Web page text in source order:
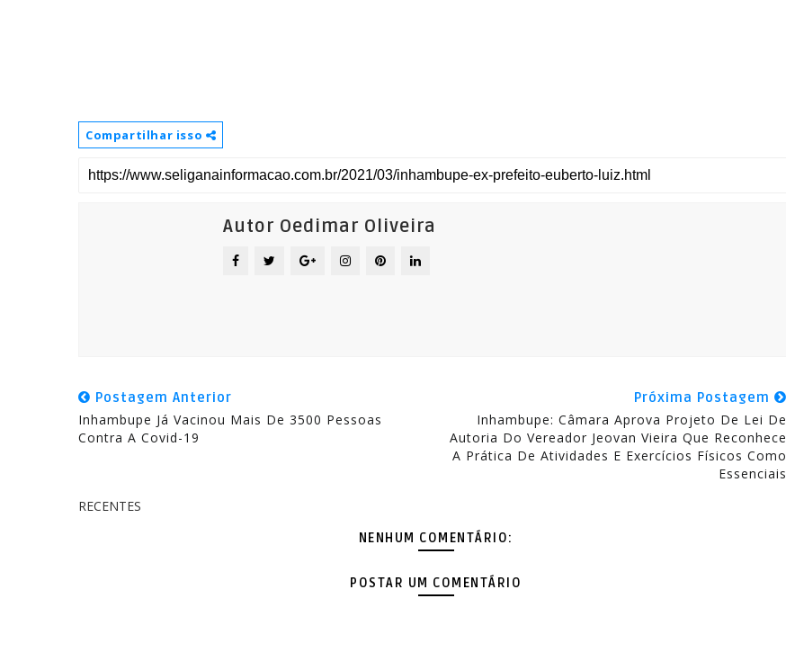
Compartilhar isso
Autor Oedimar Oliveira
Postagem Anterior
Inhambupe Já Vacinou Mais De 3500 Pessoas
Contra A Covid-19
Próxima Postagem
Inhambupe: Câmara Aprova Projeto De Lei De
Autoria Do Vereador Jeovan Vieira Que Reconhece
A Prática De Atividades E Exercícios Físicos Como
Essenciais
RECENTES
NENHUM COMENTÁRIO:
POSTAR UM COMENTÁRIO